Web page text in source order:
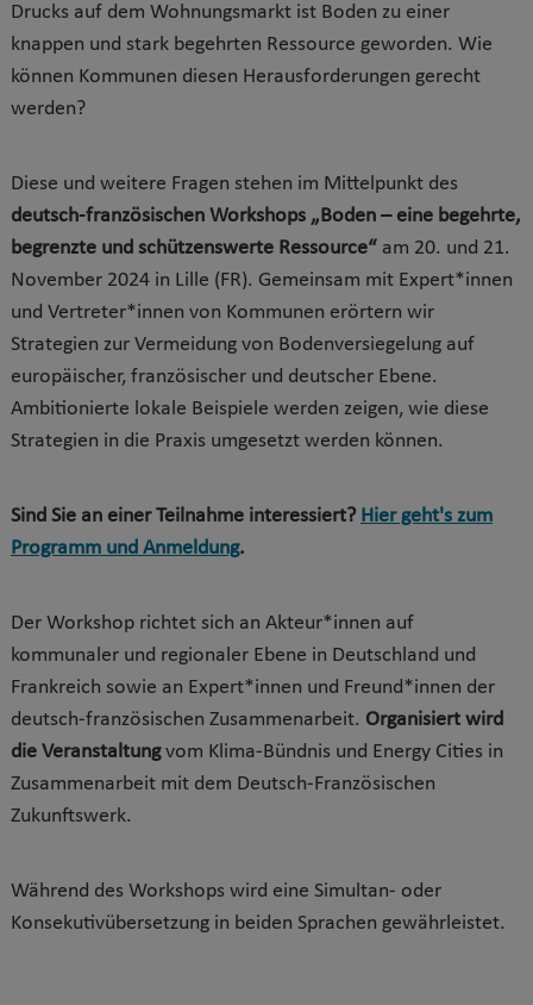
Drucks auf dem Wohnungsmarkt ist Boden zu einer
knappen und stark begehrten Ressource geworden. Wie
können Kommunen diesen Herausforderungen gerecht
werden?
Diese und weitere Fragen stehen im Mittelpunkt des
deutsch-französischen Workshops „Boden – eine begehrte,
begrenzte und schützenswerte Ressource“ am 20. und 21.
November 2024 in Lille (FR). Gemeinsam mit Expert*innen
und Vertreter*innen von Kommunen erörtern wir
Strategien zur Vermeidung von Bodenversiegelung auf
europäischer, französischer und deutscher Ebene.
Ambitionierte lokale Beispiele werden zeigen, wie diese
Strategien in die Praxis umgesetzt werden können.
Sind Sie an einer Teilnahme interessiert? Hier geht's zum
Programm und Anmeldung.
Der Workshop richtet sich an Akteur*innen auf
kommunaler und regionaler Ebene in Deutschland und
Frankreich sowie an Expert*innen und Freund*innen der
deutsch-französischen Zusammenarbeit. Organisiert wird
die Veranstaltungvom Klima-Bündnis und Energy Cities in
Zusammenarbeit mit dem Deutsch-Französischen
Zukunftswerk.
Während des Workshops wird eine Simultan- oder
Konsekutivübersetzung in beiden Sprachen gewährleistet.